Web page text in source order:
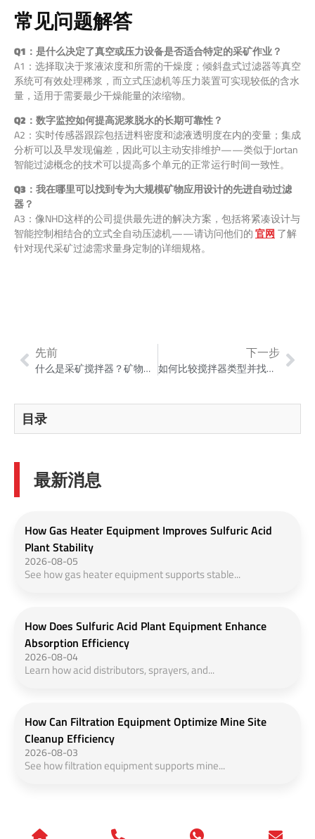
常见问题解答
Q1：是什么决定了真空或压力设备是否适合特定的采矿作业？
A1：选择取决于浆液浓度和所需的干燥度；倾斜盘式过滤器等真空
系统可有效处理稀浆，而立式压滤机等压力装置可实现较低的含水
量，适用于需要最少干燥能量的浓缩物。
Q2：数字监控如何提高泥浆脱水的长期可靠性？
A2：实时传感器跟踪包括进料密度和滤液透明度在内的变量；集成
分析可以及早发现偏差，因此可以主动安排维护——类似于Jortan
智能过滤概念的技术可以提高多个单元的正常运行时间一致性。
Q3：我在哪里可以找到专为大规模矿物应用设计的先进自动过滤
器？
A3：像NHD这样的公司提供最先进的解决方案，包括将紧凑设计与
智能控制相结合的立式全自动压滤机——请访问他们的官网 了解
针对现代采矿过滤需求量身定制的详细规格。
先前
什么是采矿搅拌器？矿物加工搅拌机指南（2026）
下一步
如何比较搅拌器类型并找到最适合您工厂的搅拌器
目录
最新消息
How Gas Heater Equipment Improves Sulfuric Acid
Plant Stability
2026-08-05
See how gas heater equipment supports stable...
How Does Sulfuric Acid Plant Equipment Enhance
Absorption Efficiency
2026-08-04
Learn how acid distributors, sprayers, and...
How Can Filtration Equipment Optimize Mine Site
Cleanup Efficiency
2026-08-03
See how filtration equipment supports mine...